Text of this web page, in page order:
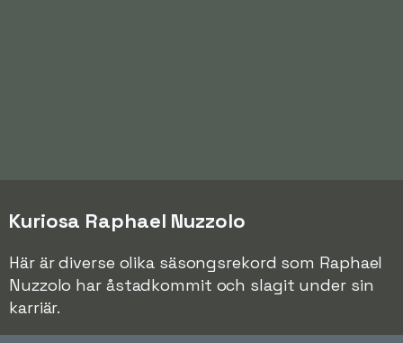
Kuriosa Raphael Nuzzolo
Här är diverse olika säsongsrekord som Raphael
Nuzzolo har åstadkommit och slagit under sin
karriär.